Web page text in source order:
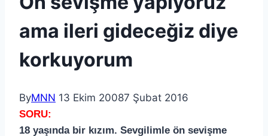
ama ileri gideceğiz diye
korkuyorum
ByMNN 13 Ekim 20087 Şubat 2016
SORU:
18 yaşında bir kızım. Sevgilimle ön sevişme